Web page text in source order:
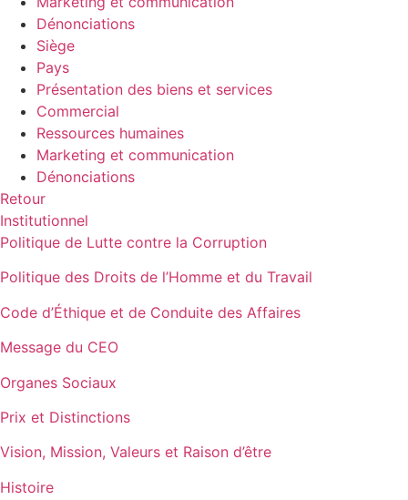
Dénonciations
Siège
Pays
Présentation des biens et services
Commercial
Ressources humaines
Marketing et communication
Dénonciations
Retour
Institutionnel
Politique de Lutte contre la Corruption
Politique des Droits de l’Homme et du Travail
Code d’Éthique et de Conduite des Affaires
Message du CEO
Organes Sociaux
Prix et Distinctions
Vision, Mission, Valeurs et Raison d’être
Histoire